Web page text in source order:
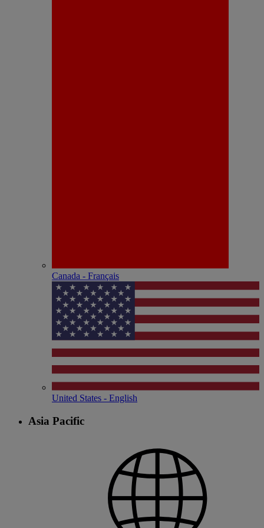
Canada - Français
United States - English
Asia Pacific